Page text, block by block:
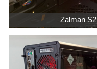
Zalman S2